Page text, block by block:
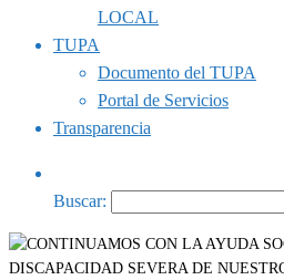
LOCAL
TUPA
Documento del TUPA
Portal de Servicios
Transparencia
Buscar: